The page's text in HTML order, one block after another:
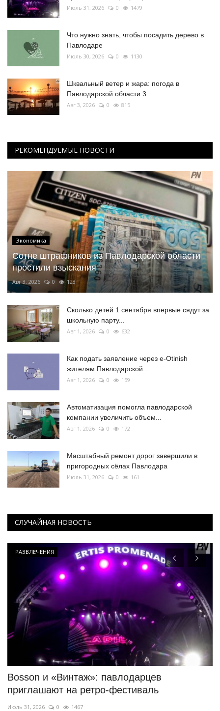
Июль 31, 2026 0 1479
Что нужно знать, чтобы посадить дерево в
Павлодаре
Июль 30, 2026 0 1130
Шквальный ветер и жара: погода в
Павлодарской области 3...
Авг 3, 2026 0 815
РЕКОМЕНДУЕМЫЕ НОВОСТИ
Экономика
Сотне штрафников из Павлодарской области
простили взыскания
Авг 3, 2026 0 128
Сколько детей 1 сентября впервые сядут за
школьную парту...
Авг 1, 2026 0 632
Как подать заявление через e-Otinish
жителям Павлодарской...
Авг 1, 2026 0 159
Автоматизация помогла павлодарской
компании увеличить объем...
Авг 1, 2026 0 172
Масштабный ремонт дорог завершили в
пригородных сёлах Павлодара
Июль 31, 2026 0 161
СЛУЧАЙНАЯ НОВОСТЬ
РАЗВЛЕЧЕНИЯ
Bosson и «Винтаж»: павлодарцев
приглашают на ретро-фестиваль
Июль 31, 2026 0 1467